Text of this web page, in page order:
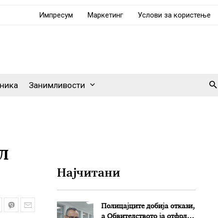
Импресум Маркетинг Услови за користење
Занимливости
Најчитани
Полицајците добија откази,
а Обвителството ја отфрли